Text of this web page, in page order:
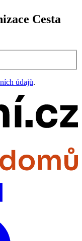
Cesta
údajů.